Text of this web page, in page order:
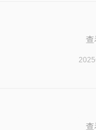
查
查